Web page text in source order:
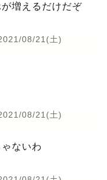
増えるだけだぞ
08/21(土)
08/21(土)
ないわ